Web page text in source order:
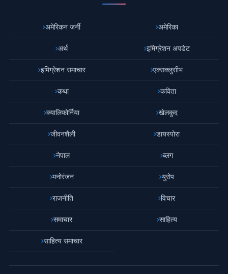
अमेरिकन जर्नी अमेरिका
अर्थ इमिग्रेशन अपडेट
इमिग्रेशन समाचार एक्सक्लुसीभ
कथा कविता
क्यालिफोर्निया खेलकुद
जीवनशैली डायस्पोरा
नेपाल ब्लग
मनोरंजन युरोप
राजनीति विचार
समाचार साहित्य
साहित्य समाचार